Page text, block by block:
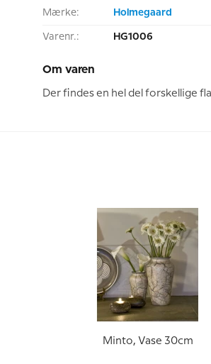
Mærke: Holmegaard
Varenr.: HG1006
Om varen
Der findes en hel del forskellige
Minto, Vase 30cm